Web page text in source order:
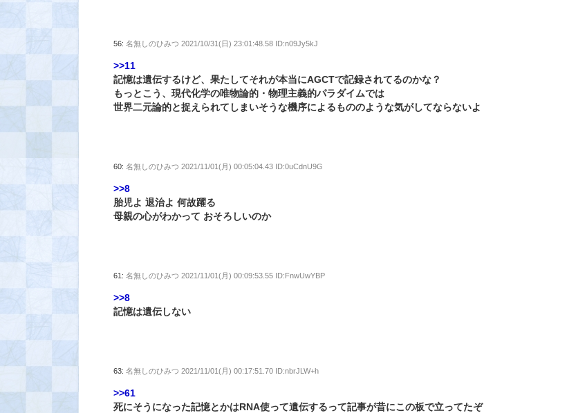
56:名無しのひみつ 2021/10/31(日) 23:01:48.58 ID:n09Jy5kJ
>>11
記憶は遺伝するけど、果たしてそれが本当にAGCTで記録されてるのかな？
もっとこう、現代化学の唯物論的・物理主義的パラダイムでは
世界二元論的と捉えられてしまいそうな機序によるもののような気がしてならないよ
60:名無しのひみつ 2021/11/01(月) 00:05:04.43 ID:0uCdnU9G
>>8
胎児よ 退治よ 何故躍る
母親の心がわかって おそろしいのか
61:名無しのひみつ 2021/11/01(月) 00:09:53.55 ID:FnwUwYBP
>>8
記憶は遺伝しない
63:名無しのひみつ 2021/11/01(月) 00:17:51.70 ID:nbrJLW+h
>>61
死にそうになった記憶とかはRNA使って遺伝するって記事が昔にこの板で立ってたぞ